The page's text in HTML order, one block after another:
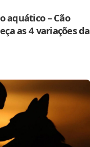
aquático – Cão
as 4 variações da